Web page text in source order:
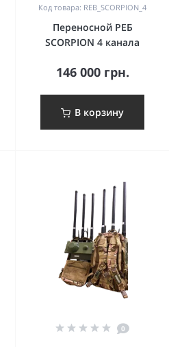
Код товара: REB_SCORPION_4
Переносной РЕБ
SCORPION 4 канала
146 000 грн.
В корзину
0